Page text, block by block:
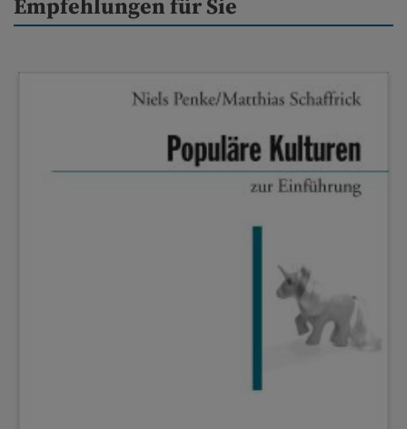
Empfehlungen für Sie